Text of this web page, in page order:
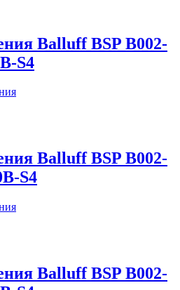
Balluff BSP B002-
S4
Balluff BSP B002-
S4
Balluff BSP B002-